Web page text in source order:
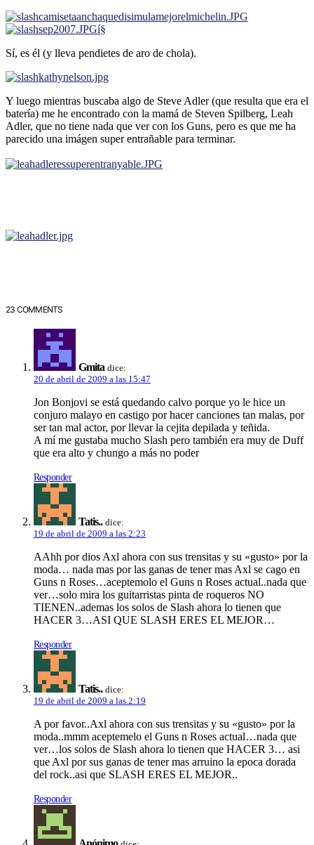
í§
Sí­, es él (y lleva pendietes de aro de chola).
Y luego mientras buscaba algo de Steve Adler (que resulta que era el
baterí­a) me he encontrado con la mamá de Steven Spilberg, Leah
Adler, que no tiene nada que ver con los Guns, pero es que me ha
parecido una imágen super entrañable para terminar.
23 COMMENTS
Gmita dice:
20 de abril de 2009 a las 15:47
Jon Bonjovi se está quedando calvo porque yo le hice un
conjuro malayo en castigo por hacer canciones tan malas, por
ser tan mal actor, por llevar la cejita depilada y teñida.
A mí­ me gustaba mucho Slash pero también era muy de Duff
que era alto y chungo a más no poder
Responder
Tatis.. dice:
19 de abril de 2009 a las 2:23
AAhh por dios Axl ahora con sus trensitas y su «gusto» por la
moda… nada mas por las ganas de tener mas Axl se cago en
Guns n Roses…aceptemolo el Guns n Roses actual..nada que
ver…solo mira los guitarristas pinta de roqueros NO
TIENEN..ademas los solos de Slash ahora lo tienen que
HACER 3…ASI QUE SLASH ERES EL MEJOR…
Responder
Tatis.. dice:
19 de abril de 2009 a las 2:19
A por favor..Axl ahora con sus trensitas y su «gusto» por la
moda..mmm aceptemelo el Guns n Roses actual…nada que
ver…los solos de Slash ahora lo tienen que HACER 3… asi
que Axl por sus ganas de tener mas arruino la epoca dorada
del rock..asi que SLASH ERES EL MEJOR..
Responder